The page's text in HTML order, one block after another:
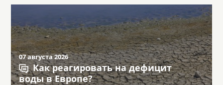
07 августа 2026
Как реагировать на дефицит
воды в Европе?